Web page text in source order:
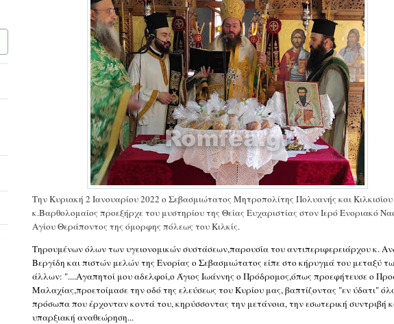
Την Κυριακή 2 Ιανουαρίου 2022 ο Σεβασμιώτατος Μητροπολίτης Πολυανής και Κιλκισίου
κ.Βαρθολομαίος προεξήρχε του μυστηρίου της Θείας Ευχαριστίας στον Ιερό Ενοριακό
Αγίου Θεράποντος της όμορφης πόλεως του Κιλκίς.
Τηρουμένων όλων των υγειονομικών συστάσεων,παρουσία του αντιπεριφερειάρχου κ.
Βεργίδη και πιστών μελών της Ενορίας ο Σεβασμιώτατος είπε στο κήρυγμά του μεταξύ
άλλων: "....Αγαπητοί μου αδελφοί,ο Άγιος Ιωάννης ο Πρόδρομος,όπως προεφήτευσε ο
Μαλαχίας,προετοίμασε την οδό της ελεύσεως του Κυρίου μας, βαπτίζοντας "εν ύδατι"
πρόσωπα που έρχονταν κοντά του, κηρύσσοντας την μετάνοια, την εσωτερική συντριβή
υπαρξιακή αναθεώρηση...